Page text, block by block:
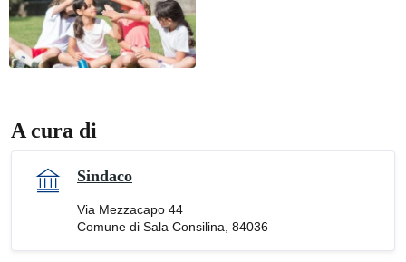
A cura di
Sindaco
Via Mezzacapo 44
Comune di Sala Consilina, 84036